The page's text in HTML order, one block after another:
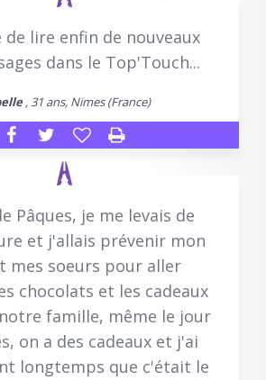
de lire enfin de nouveaux
dans le Top'Touch...
, 31 ans, Nimes (France)
Pâques, je me levais de
et j'allais prévenir mon
mes soeurs pour aller
chocolats et les cadeaux
famille, même le jour
on a des cadeaux et j'ai
longtemps que c'était le